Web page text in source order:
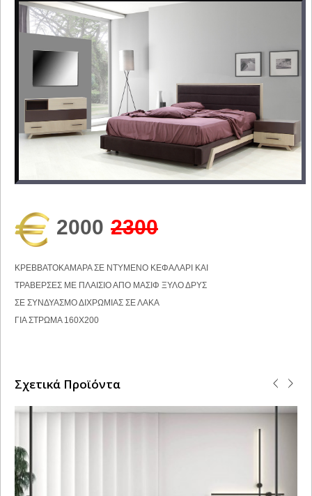
2000 2300
ΚΡΕΒΒΑΤΟΚΑΜΑΡΑ ΣΕ ΝΤΥΜΕΝΟ ΚΕΦΑΛΑΡΙ ΚΑΙ
ΤΡΑΒΕΡΣΕΣ ΜΕ ΠΛΑΙΣΙΟ ΑΠΟ ΜΑΣΙΦ ΞΥΛΟ ΔΡΥΣ
ΣΕ ΣΥΝΔΥΑΣΜΟ ΔΙΧΡΩΜΙΑΣ ΣΕ ΛΑΚΑ
ΓΙΑ ΣΤΡΩΜΑ 160Χ200
Σχετικά Προϊόντα